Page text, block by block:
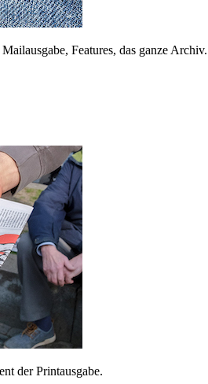
Features, das ganze Archiv.
der Printausgabe.